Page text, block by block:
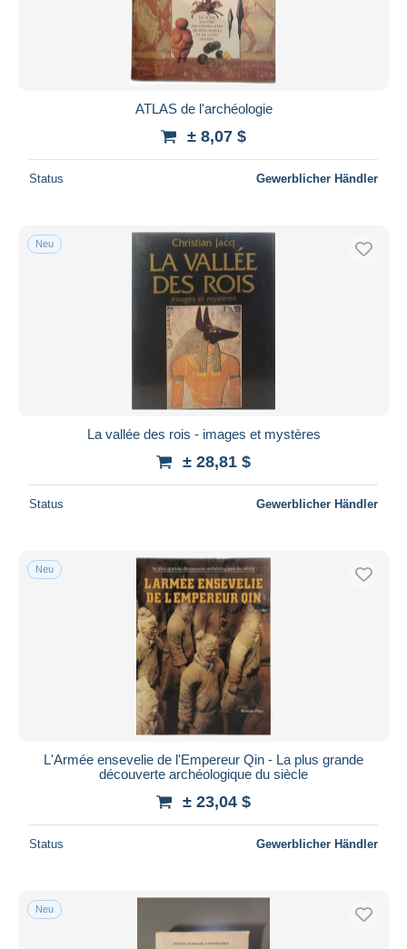
ATLAS de l'archéologie
± 8,07 $
Status Gewerblicher Händler
Neu
La vallée des rois - images et mystères
± 28,81 $
Status Gewerblicher Händler
Neu
L'Armée ensevelie de l'Empereur Qin - La plus grande
découverte archéologique du siècle
± 23,04 $
Status Gewerblicher Händler
Neu